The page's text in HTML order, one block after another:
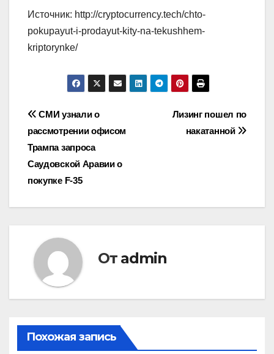
Источник: http://cryptocurrency.tech/chto-
pokupayut-i-prodayut-kity-na-tekushhem-
kriptorynke/
Навигация
по
записям
Лизинг пошел по
накатанной
СМИ узнали о
рассмотрении офисом
Трампа запроса
Саудовской Аравии о
покупке F-35
От admin
Похожая запись